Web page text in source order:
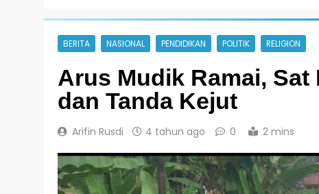
BERITA NASIONAL PENDIDIKAN POLITIK RELIGION
Arus Mudik Ramai,
dan Tanda Kejut
Arifin Rusdi 4 tahun ago 0 2 mins